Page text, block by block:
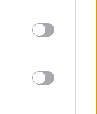
below Google